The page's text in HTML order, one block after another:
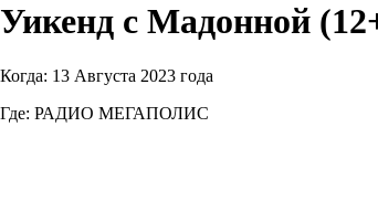
Уикенд с Мадонной
Когда: 13 Августа 2023 года
Где: РАДИО МЕГАПОЛИС